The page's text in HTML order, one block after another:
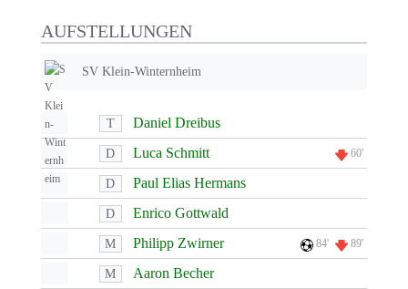
AUFSTELLUNGEN
SV Klein-Winternheim
T Daniel Dreibus
D Luca Schmitt 60'
D Paul Elias Hermans
D Enrico Gottwald
M Philipp Zwirner 84' 89'
M Aaron Becher